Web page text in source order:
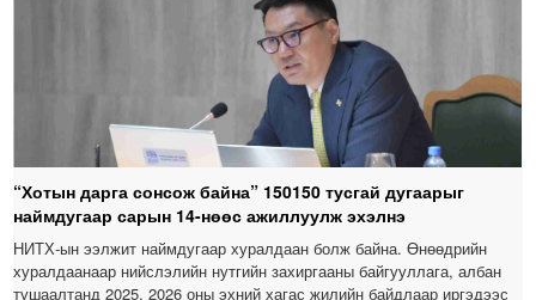
“Хотын дарга сонсож байна” 150150 тусгай дугаарыг
наймдугаар сарын 14-нөөс ажиллуулж эхэлнэ
НИТХ-ын ээлжит наймдугаар хуралдаан болж байна. Өнөөдрийн
хуралдаанаар нийслэлийн нутгийн захиргааны байгууллага, албан
тушаалтанд 2025, 2026 оны эхний хагас жилийн байдлаар иргэдээс